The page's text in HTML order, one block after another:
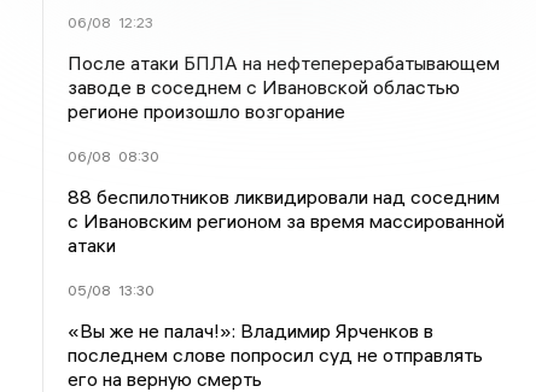
06/08 12:23
После атаки БПЛА на нефтеперерабатывающем
заводе в соседнем с Ивановской областью
регионе произошло возгорание
06/08 08:30
88 беспилотников ликвидировали над соседним
с Ивановским регионом за время массированной
атаки
05/08 13:30
«Вы же не палач!»: Владимир Ярченков в
последнем слове попросил суд не отправлять
его на верную смерть